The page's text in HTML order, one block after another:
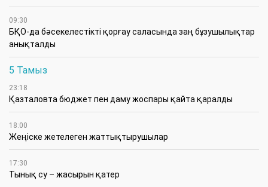
09:30
БҚО-да бәсекелестікті қорғау саласында заң бұзушылықтар
анықталды
5 Тамыз
23:18
Қазталовта бюджет пен даму жоспары қайта қаралды
18:00
Жеңіске жетелеген жаттықтырушылар
17:30
Тынық су – жасырын қатер